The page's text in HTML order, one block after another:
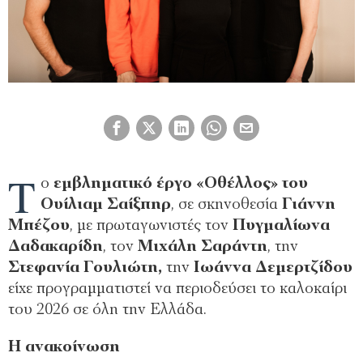
Τ ο εμβληματικό έργο «Οθέλλος» του
Ουίλιαμ Σαίξπηρ, σε σκηνοθεσίαΓιάννη
Μπέζου, με πρωταγωνιστές τον Πυγμαλίωνα
Δαδακαρίδη, τον Μιχάλη Σαράντη, την
Στεφανία Γουλιώτη, την Ιωάννα Δεμερτζίδου
είχε προγραμματιστεί να περιοδεύσει το καλοκαίρι
του 2026 σε όλη την Ελλάδα.
Η ανακοίνωση